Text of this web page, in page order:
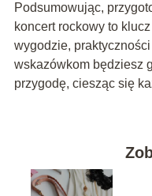
Podsumowując,
koncert rockowy to
wygodzie,
wskazówkom będziesz
przygodę, ciesząc się